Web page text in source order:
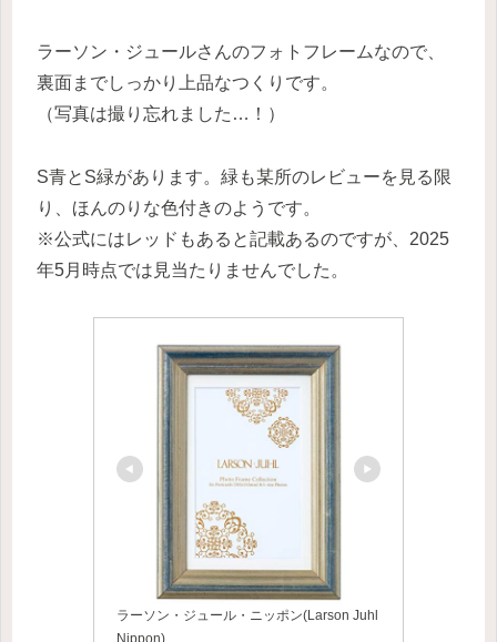
ラーソン・ジュールさんのフォトフレームなので、
裏面までしっかり上品なつくりです。
（写真は撮り忘れました…！）
S青とS緑があります。緑も某所のレビューを見る限
り、ほんのりな色付きのようです。
※公式にはレッドもあると記載あるのですが、2025
年5月時点では見当たりませんでした。
ラーソン・ジュール・ニッポン(Larson Juhl